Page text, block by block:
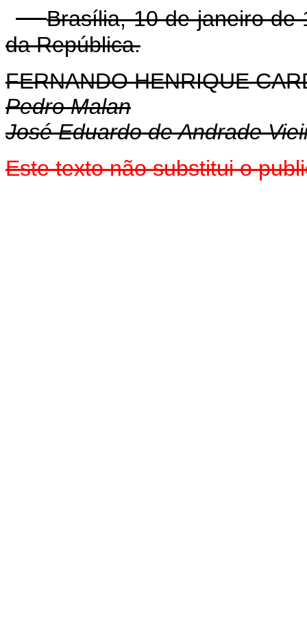
Brasília, 10 de janeiro de
da República.
FERNANDO HENRIQUE
Pedro Malan
José Eduardo de Andrade
Este texto não substitui o